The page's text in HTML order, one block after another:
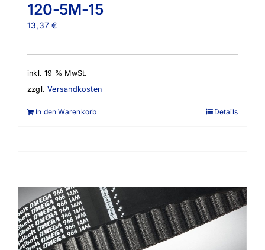
120-5M-15
13,37€
inkl. 19 % MwSt.
zzgl.Versandkosten
In den Warenkorb Details